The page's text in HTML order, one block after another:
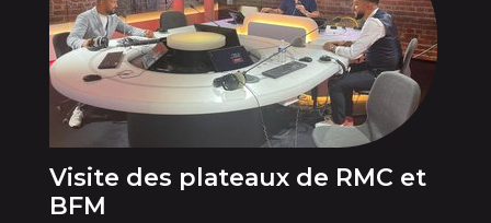
Visite des plateaux de RMC et
BFM